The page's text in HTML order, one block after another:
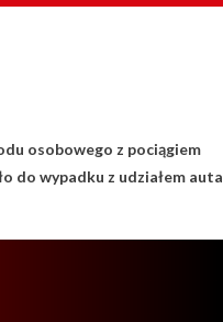
osobowego z pociągiem
do wypadku z udziałem auta